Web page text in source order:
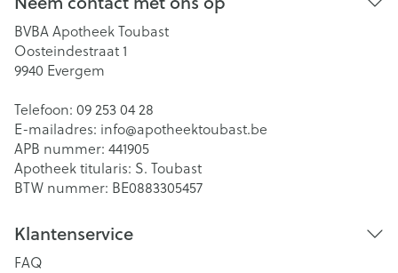
BVBA Apotheek Toubast
Oosteindestraat 1
9940 Evergem
Telefoon: 09 253 04 28
E-mailadres: info@apotheektoubast.be
APB nummer: 441905
Apotheek titularis: S. Toubast
BTW nummer: BE0883305457
Klantenservice
FAQ